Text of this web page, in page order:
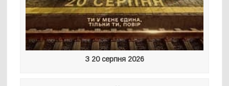
З 20 серпня 2026